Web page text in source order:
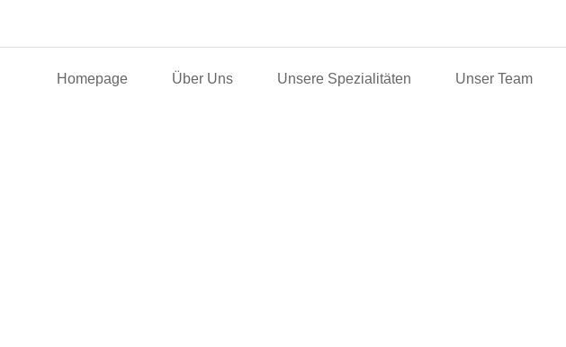
Homepage Über Uns Unsere Spezialitäten Unser Team